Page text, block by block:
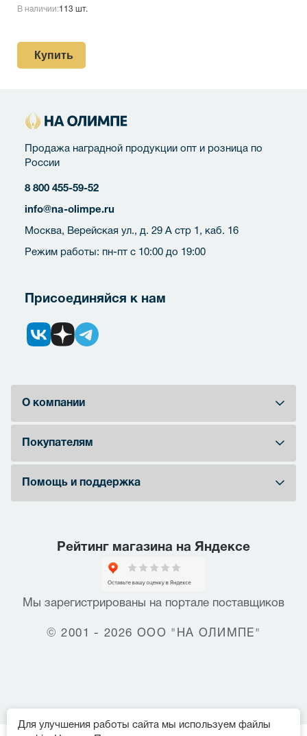
В наличии:113 шт.
Купить
Продажа наградной продукции опт и розница по
России
8 800 455-59-52
info@na-olimpe.ru
Москва, Верейская ул., д. 29 А стр 1, каб. 16
Режим работы: пн-пт с 10:00 до 19:00
Присоединяйся к нам
О компании
Покупателям
Помощь и поддержка
Рейтинг магазина на Яндексе
Мы зарегистрированы на портале поставщиков
© 2001 - 2026 ООО "НА ОЛИМПЕ"
Для улучшения работы сайта мы используем файлы